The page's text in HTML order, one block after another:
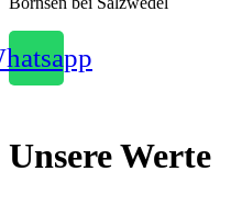
Unsere Werte